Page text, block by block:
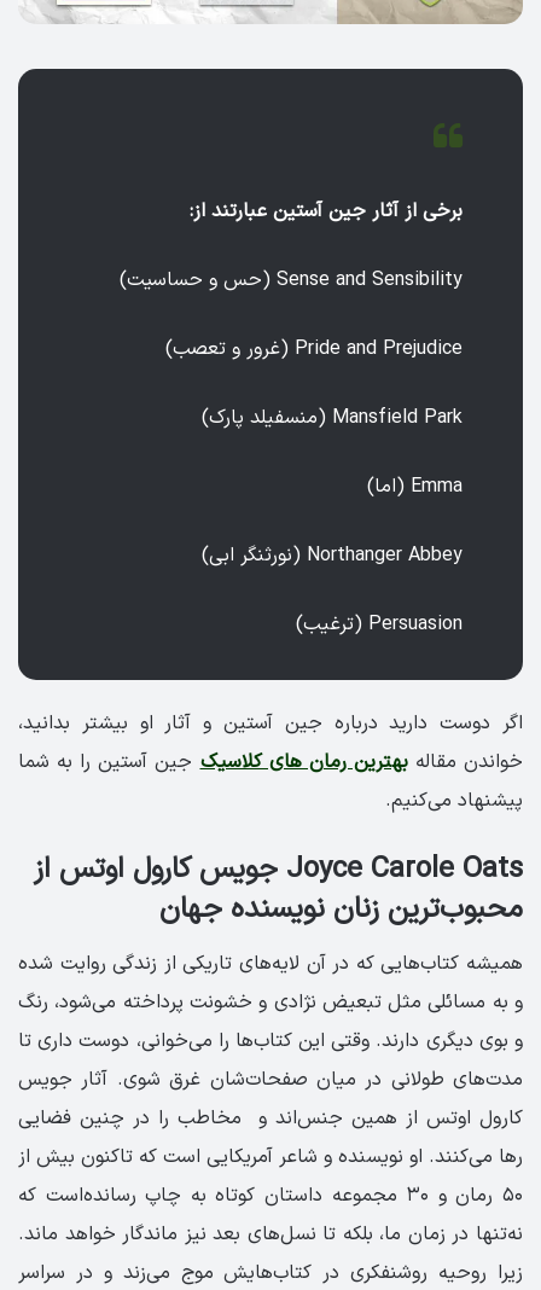
برخی از آثار جین آستین عبارتند از:
Sense and Sensibility (حس و حساسیت)
Pride and Prejudice (غرور و تعصب)
Mansfield Park (منسفیلد پارک)
Emma (اما)
Northanger Abbey (نورثنگر ابی)
Persuasion (ترغیب)
اگر دوست دارید درباره جین آستین و آثار او بیشتر بدانید،
خواندن مقالهبهترین رمان های کلاسیکجین آستین را به شما
پیشنهاد می‌کنیم.
Joyce Carole Oats جویس کارول اوتس از
محبوب‌ترین زنان نویسنده جهان
همیشه کتاب‌هایی که در آن‌ لایه‌های تاریکی از زندگی روایت شده
و به مسائلی مثل تبعیض نژادی و خشونت پرداخته می‌شود، رنگ
و بوی دیگری دارند. وقتی این کتاب‌ها را می‌خوانی، دوست داری تا
مدت‌های طولانی در میان صفحات‌شان غرق شوی. آثار جویس
کارول اوتس از همین جنس‌اند و مخاطب را در چنین فضایی
رها می‌کنند. او نویسنده و شاعر آمریکایی است که تاکنون بیش از
۵۰ رمان و ۳۰ مجموعه داستان کوتاه به چاپ رسانده‌است که
نه‌تنها در زمان ما، بلکه تا نسل‌های بعد نیز ماندگار خواهد ماند.
زیرا روحیه روشنفکری در کتاب‌هایش موج می‌زند و در سراسر